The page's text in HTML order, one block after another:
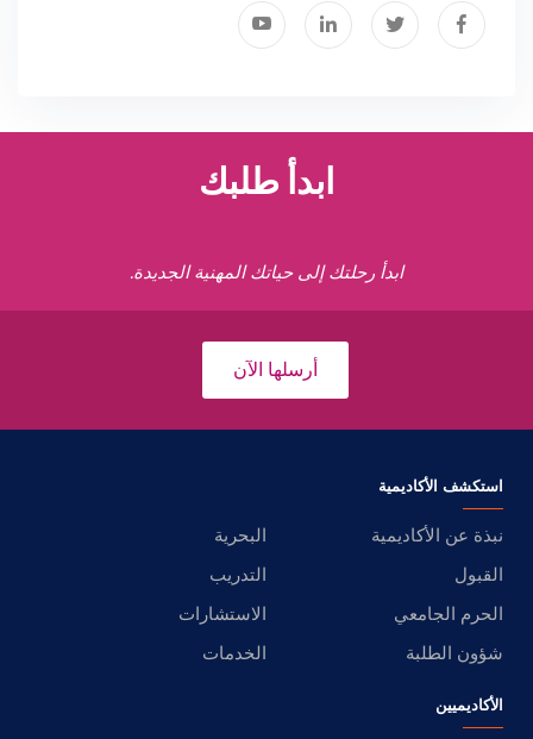
ابدأ طلبك
ابدأ رحلتك إلى حياتك المهنية الجديدة.
أرسلها الآن
استكشف الأكاديمية
نبذة عن الأكاديمية
البحرية
القبول
التدريب
الحرم الجامعي
الاستشارات
شؤون الطلبة
الخدمات
الأكاديميين